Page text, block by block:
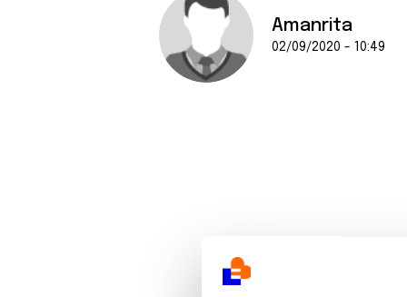
Amanrita
02/09/2020 - 10:49